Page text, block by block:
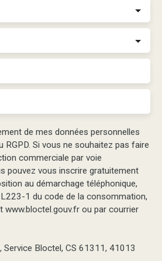
de mes données personnelles
Si vous ne souhaitez pas faire
commerciale par voie
pouvez vous inscrire gratuitement
au démarchage téléphonique,
1 du code de la consommation,
www.bloctel.gouv.fr ou par courrier
Service Bloctel, CS 61311, 41013